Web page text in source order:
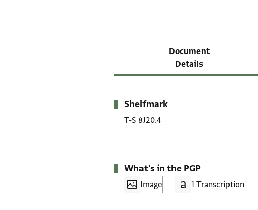
Document
Details
Metadata
Shelfmark
T-S 8J20.4
What's in the PGP
Image 1 Transcription